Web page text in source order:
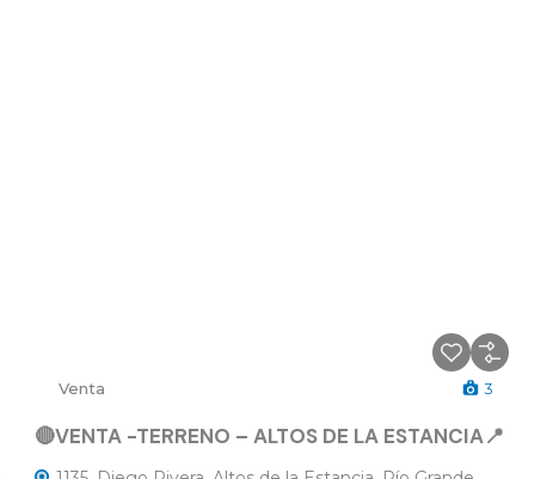
Venta 3
🔴VENTA -TERRENO – ALTOS DE LA ESTANCIA📍